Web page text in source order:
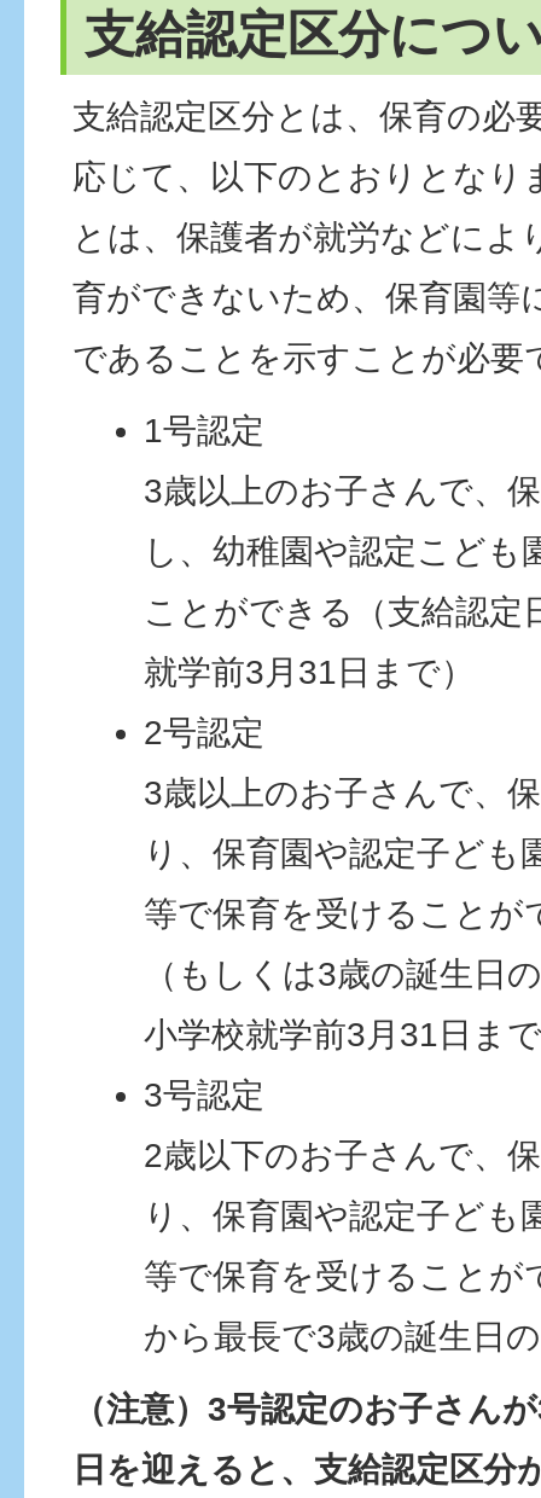
支給認定区分につ
支給認定区分とは、保育の必
応じて、以下のとおりとなり
とは、保護者が就労などによ
育ができないため、保育園等
であることを示すことが必要
1号認定
3歳以上のお子さんで、
し、幼稚園や認定こども
ことができる（支給認定
就学前3月31日まで）
2号認定
3歳以上のお子さんで、
り、保育園や認定子ども
等で保育を受けることが
（もしくは3歳の誕生日
小学校就学前3月31日ま
3号認定
2歳以下のお子さんで、
り、保育園や認定子ども
等で保育を受けることが
から最長で3歳の誕生日
（注意）3号認定のお子さん
日を迎えると、支給認定区分